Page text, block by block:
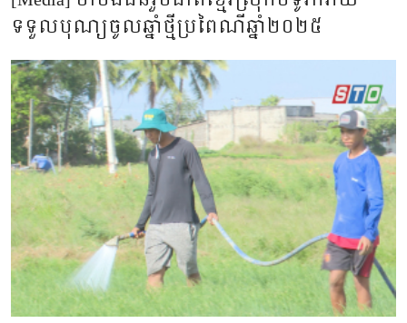
ទទួលបុណ្យចូលឆ្នាំថ្មីប្រពៃណីឆ្នាំ២០២៥